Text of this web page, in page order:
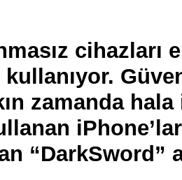
cihazları
kullanıyor.
zamanda
“DarkSword”